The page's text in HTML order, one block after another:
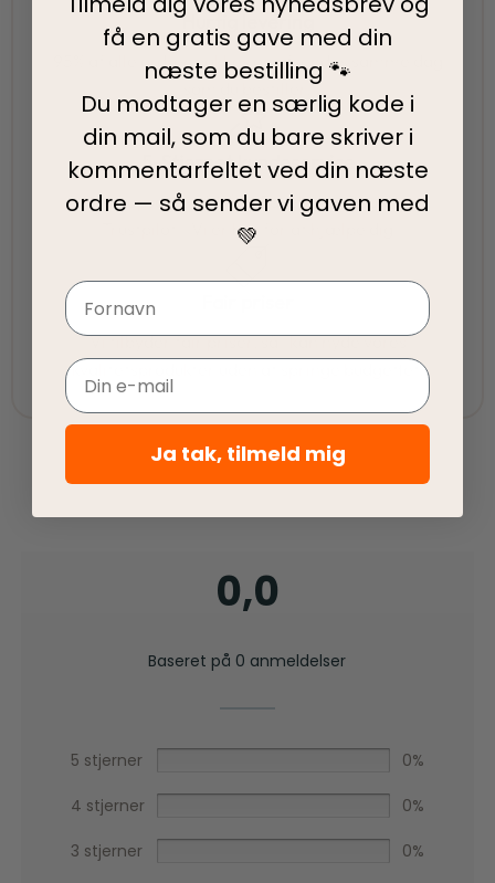
Hurtig levering
95% af alle ordrer pakkes og afsendes samme dag
som du bestiller.
5-Stjernet kundeservice
Vi har topscore på både Facebook, Google og
Trustpilot - Vi er her for at hjælpe dig
Vi tilbyder fair priser, så I kan nyde vores
kvalitetsprodukter uden at springe budgettet.
0,0
Baseret på 0 anmeldelser
5 stjerner 0%
4 stjerner 0%
3 stjerner 0%
få en gratis gave med din
næste bestilling 🐾
Du modtager en særlig kode i
din mail, som du bare skriver i
kommentarfeltet ved din næste
ordre — så sender vi gaven med
💚
Navn
Email
Ja tak, tilmeld mig